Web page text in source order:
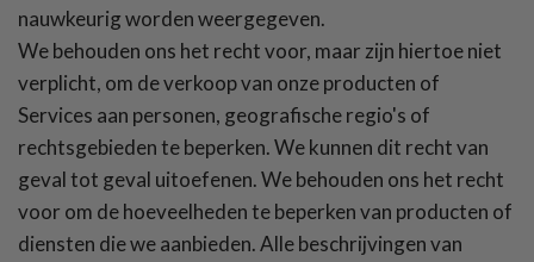
nauwkeurig worden weergegeven.
We behouden ons het recht voor, maar zijn hiertoe niet
verplicht, om de verkoop van onze producten of
Services aan personen, geografische regio's of
rechtsgebieden te beperken. We kunnen dit recht van
geval tot geval uitoefenen. We behouden ons het recht
voor om de hoeveelheden te beperken van producten of
diensten die we aanbieden. Alle beschrijvingen van